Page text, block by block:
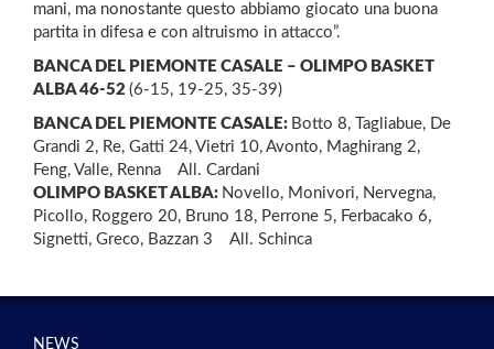
mani, ma nonostante questo abbiamo giocato una buona
partita in difesa e con altruismo in attacco”.
BANCA DEL PIEMONTE CASALE – OLIMPO BASKET
ALBA 46-52 (6-15, 19-25, 35-39)
BANCA DEL PIEMONTE CASALE: Botto 8, Tagliabue, De
Grandi 2, Re, Gatti 24, Vietri 10, Avonto, Maghirang 2,
Feng, Valle, Renna All. Cardani
OLIMPO BASKET ALBA: Novello, Monivori, Nervegna,
Picollo, Roggero 20, Bruno 18, Perrone 5, Ferbacako 6,
Signetti, Greco, Bazzan 3 All. Schinca
NEWS